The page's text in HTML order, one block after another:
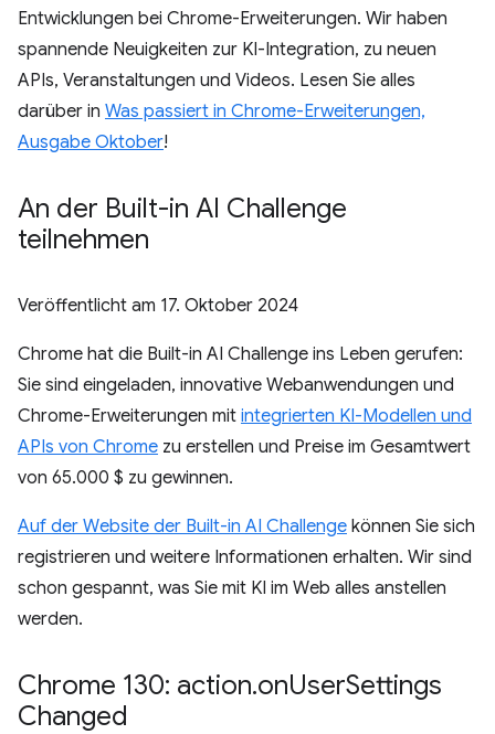
Entwicklungen bei Chrome-Erweiterungen. Wir haben
spannende Neuigkeiten zur KI-Integration, zu neuen
APIs, Veranstaltungen und Videos. Lesen Sie alles
darüber in Was passiert in Chrome-Erweiterungen,
Ausgabe Oktober!
An der Built-in AI Challenge
teilnehmen
Veröffentlicht am 17. Oktober 2024
Chrome hat die Built-in AI Challenge ins Leben gerufen:
Sie sind eingeladen, innovative Webanwendungen und
Chrome-Erweiterungen mit integrierten KI-Modellen und
APIs von Chrome zu erstellen und Preise im Gesamtwert
von 65.000 $ zu gewinnen.
Auf der Website der Built-in AI Challenge können Sie sich
registrieren und weitere Informationen erhalten. Wir sind
schon gespannt, was Sie mit KI im Web alles anstellen
werden.
Chrome 130: action.onUserSettings
Changed